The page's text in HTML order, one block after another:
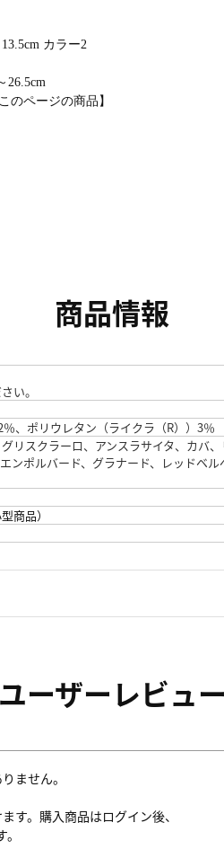
カラー2
26.5cm
のページの商品】
商品情報
い。
、ポリウレタン（ライクラ（R））3％
リスクラーロ、アンスラサイタ、カバ
ンポルバード、グラナード、レッドベ
商品）
ユーザーレビュー
ません。
す。購入商品はログイン後、